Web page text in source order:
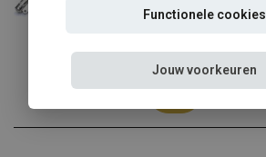
Incl. btw
Functionele cookies
Jouw voorkeuren